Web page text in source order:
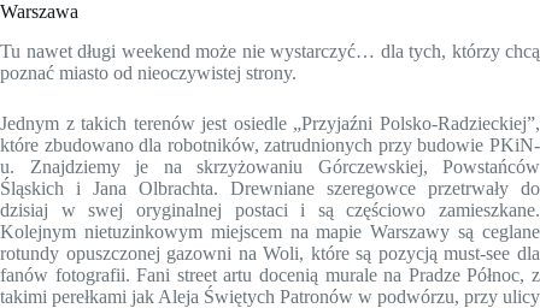
Warszawa
Tu nawet długi weekend może nie wystarczyć… dla tych, którzy chcą
poznać miasto od nieoczywistej strony.
Jednym z takich terenów jest osiedle „Przyjaźni Polsko-Radzieckiej”,
które zbudowano dla robotników, zatrudnionych przy budowie PKiN-
u. Znajdziemy je na skrzyżowaniu Górczewskiej, Powstańców
Śląskich i Jana Olbrachta. Drewniane szeregowce przetrwały do
dzisiaj w swej oryginalnej postaci i są częściowo zamieszkane.
Kolejnym nietuzinkowym miejscem na mapie Warszawy są ceglane
rotundy opuszczonej gazowni na Woli, które są pozycją must-see dla
fanów fotografii. Fani street artu docenią murale na Pradze Północ, z
takimi perełkami jak Aleja Świętych Patronów w podwórzu, przy ulicy